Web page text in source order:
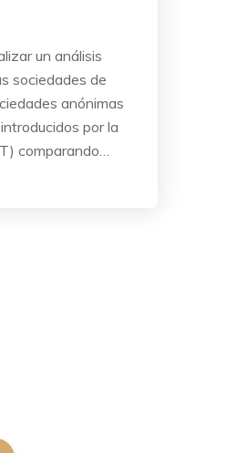
un análisis
sociedades de
anónimas
por la
comparando…